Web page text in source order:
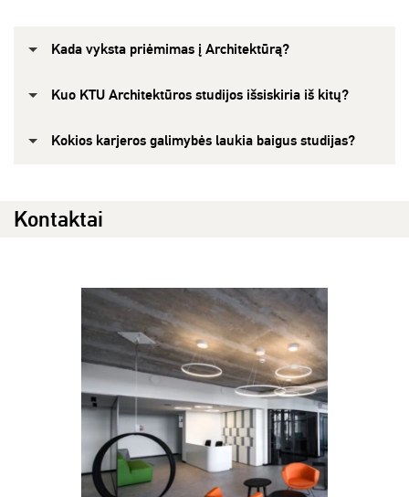
Kada vyksta priėmimas į Architektūrą?
Kuo KTU Architektūros studijos išsiskiria iš kitų?
Kokios karjeros galimybės laukia baigus studijas?
Kontaktai